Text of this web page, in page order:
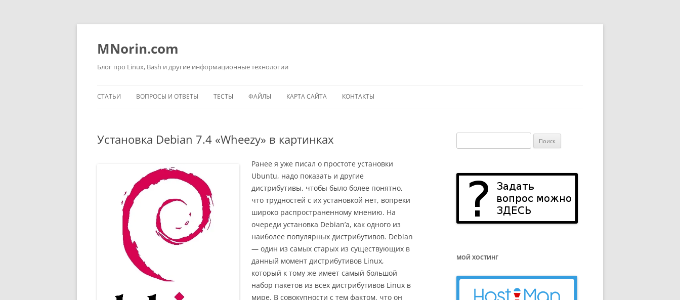
Перейти
содержимому
MNorin.com
Блог про Linux, Bash и другие информационные технологии
СТАТЬИ ВОПРОСЫ И ОТВЕТЫ ТЕСТЫ ФАЙЛЫ КАРТА САЙТА КОНТАКТЫ
Установка Debian 7.4 «Wheezy» в картинках
Ранее я уже писал о простоте установки
Ubuntu, надо показать и другие
дистрибутивы, чтобы было более понятно,
что трудностей с их установкой нет, вопреки
широко распространенному мнению. На
очереди установка Debian’а, как одного из
наиболее популярных дистрибутивов. Debian
— один из самых старых из существующих в
данный момент дистрибутивов Linux,
который к тому же имеет самый большой
набор пакетов из всех дистрибутивов Linux в
мире. В совокупности с тем фактом, что он
МОЙ ХОСТИНГ